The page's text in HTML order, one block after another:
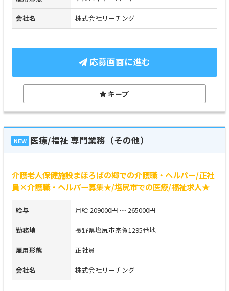
会社名 株式会社リーチング
応募画面に進む
キープ
NEW 医療/福祉 専門業務（その他）
介護老人保健施設まほろばの郷での介護職・ヘルパー/正社
員×介護職・ヘルパー募集★/塩尻市での医療/福祉求人★
給与 月給 209000円 ～ 265000円
勤務地 長野県塩尻市宗賀1295番地
雇用形態 正社員
会社名 株式会社リーチング